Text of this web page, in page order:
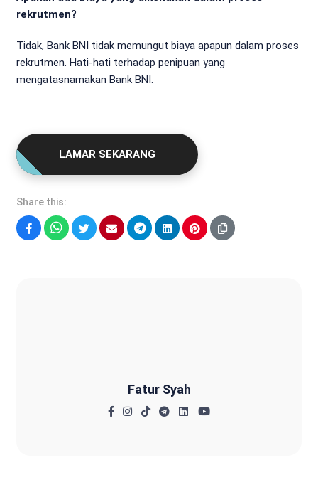
rekrutmen?
Tidak, Bank BNI tidak memungut biaya apapun dalam proses
rekrutmen. Hati-hati terhadap penipuan yang
mengatasnamakan Bank BNI.
LAMAR SEKARANG
Share this:
Fatur Syah